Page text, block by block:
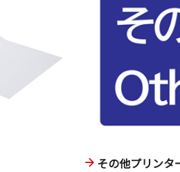
その他プリンタ